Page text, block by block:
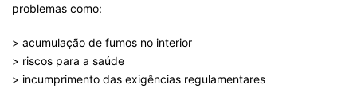
problemas como:
> acumulação de fumos no interior
> riscos para a saúde
> incumprimento das exigências regulamentares